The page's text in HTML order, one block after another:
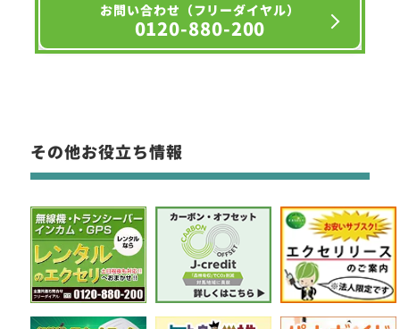
お問い合わせ（フリーダイヤル）
0120-880-200
その他お役立ち情報